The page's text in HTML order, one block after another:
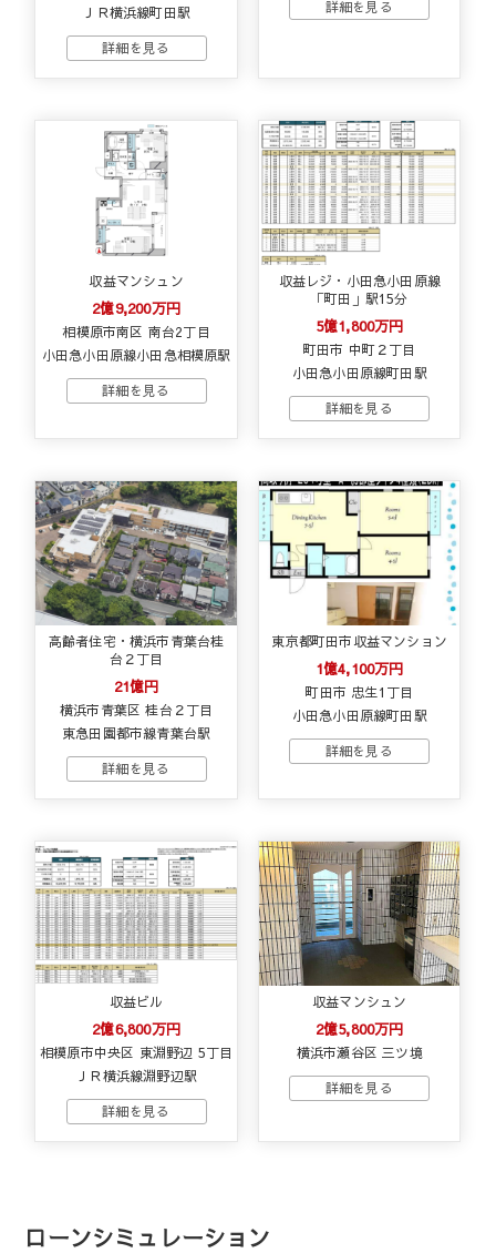
ＪＲ横浜線町田駅
収益マンシュン
2億9,200万円
相模原市南区 南台2丁目
小田急小田原線小田急相模原駅
収益レジ・小田急小田原線
「町田」駅15分
5億1,800万円
町田市 中町２丁目
小田急小田原線町田駅
高齢者住宅・横浜市青葉台桂
台２丁目
21億円
横浜市青葉区 桂台２丁目
東急田園都市線青葉台駅
東京都町田市収益マンション
1億4,100万円
町田市 忠生1丁目
小田急小田原線町田駅
収益ビル
2億6,800万円
相模原市中央区 東淵野辺 5丁目
ＪＲ横浜線淵野辺駅
収益マンシュン
2億5,800万円
横浜市瀬谷区 三ツ境
ローンシミュレーション